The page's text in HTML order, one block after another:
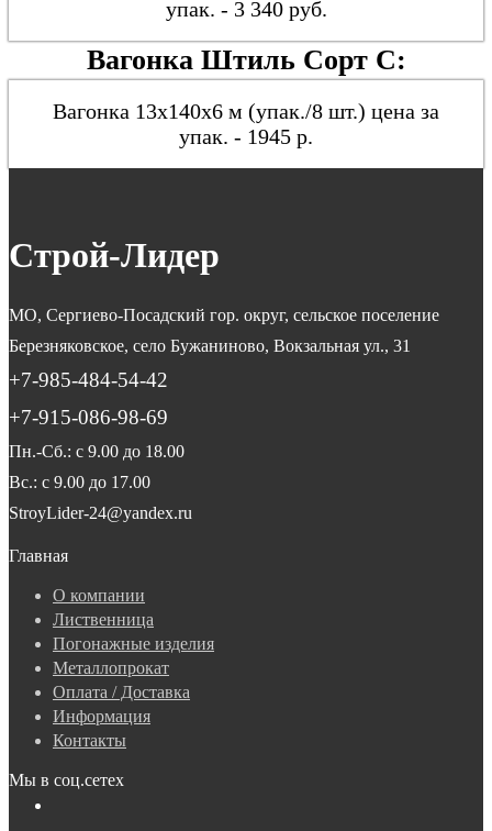
упак. - 3 340 руб.
Вагонка Штиль Сорт С:
Вагонка 13х140х6 м (упак./8 шт.) цена за
упак. - 1945 р.
Строй-Лидер
МО, Сергиево-Посадский гор. округ, сельское поселение
Березняковское, село Бужаниново, Вокзальная ул., 31
+7-985-484-54-42
+7-915-086-98-69
Пн.-Сб.: с 9.00 до 18.00
Вс.: с 9.00 до 17.00
StroyLider-24@yandex.ru
Главная
О компании
Лиственница
Погонажные изделия
Металлопрокат
Оплата / Доставка
Информация
Контакты
Мы в соц.сетех